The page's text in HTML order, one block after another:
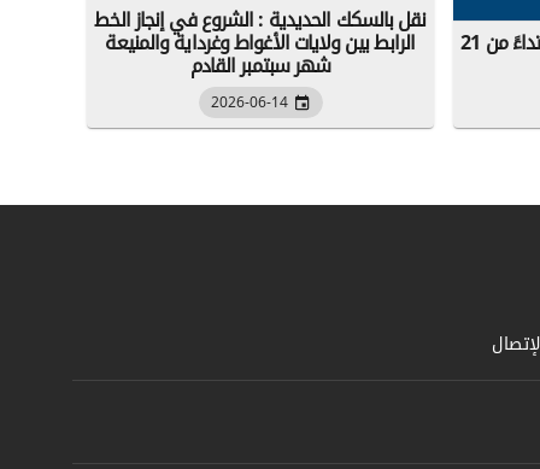
إيتوزا تطلق برنامج النقل الصيفي ابتداءً من 21
نقل بالسكك الحديدية : الشروع في إنجاز الخط
الرابط بين ولايات الأغواط وغرداية والمنيعة
شهر سبتمبر القادم
2026-06-14